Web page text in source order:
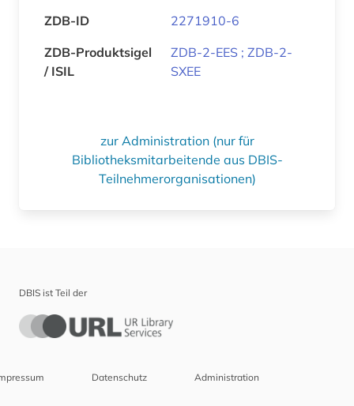
ZDB-ID
2271910-6
ZDB-Produktsigel
/ ISIL
ZDB-2-EES ; ZDB-2-
SXEE
zur Administration (nur für
Bibliotheksmitarbeitende aus DBIS-
Teilnehmerorganisationen)
DBIS ist Teil der
Datenschutz Administration